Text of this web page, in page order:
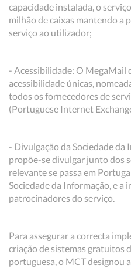
capacidade instalada, o
milhão de caixas mantendo a
serviço ao utilizador;
- Acessibilidade: O MegaMail
acessibilidade únicas,
todos os fornecedores de
(Portuguese Internet
- Divulgação da Sociedade
propõe-se divulgar junto dos
relevante se passa em
Sociedade da Informação, e
patrocinadores do serviço.
Para assegurar a correcta
criação de sistemas gratuitos
portuguesa, o MCT designou